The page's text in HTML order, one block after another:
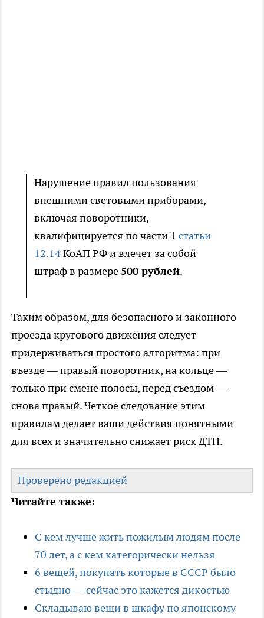
Нарушение правил пользования
внешними световыми приборами,
включая поворотники,
квалифицируется по части 1 статьи
12.14КоАП РФ и влечет за собой
штраф в размере 500 рублей.
Таким образом, для безопасного и законного
проезда кругового движения следует
придерживаться простого алгоритма: при
въезде — правый поворотник, на кольце —
только при смене полосы, перед съездом —
снова правый. Четкое следование этим
правилам делает ваши действия понятными
для всех и значительно снижает риск ДТП.
Проверено редакцией
Читайте также:
С кем лучше жить пожилым людям после
70 лет, а с кем категорически нельзя
6 вещей, покупать которые в СССР было
стыдно — сейчас это кажется дикостью
Складываю вещи в шкафу по японскому